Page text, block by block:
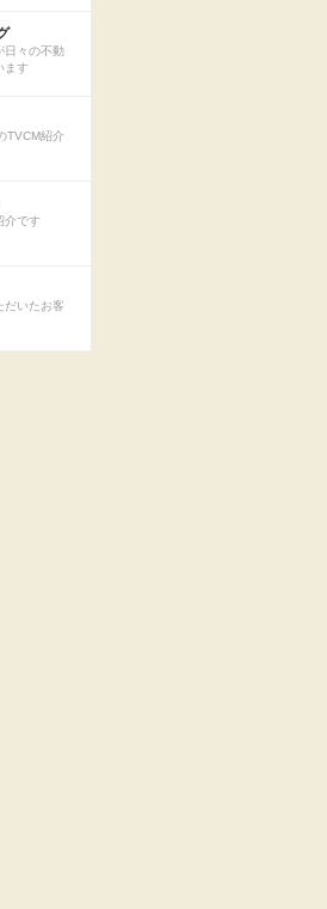
日々の不動
ます
TVCM紹介
介です
だいたお客